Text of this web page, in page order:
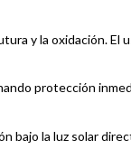
y la oxidación. El
protección
bajo la luz solar